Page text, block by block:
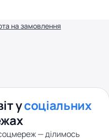
на замовлення
усоціальних
— ділимось